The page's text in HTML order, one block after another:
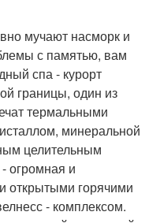
мучают насморк и
с памятью, вам
спа - курорт
границы, один из
термальными
минеральной
целительным
огромная и
открытыми горячими
- комплексом.